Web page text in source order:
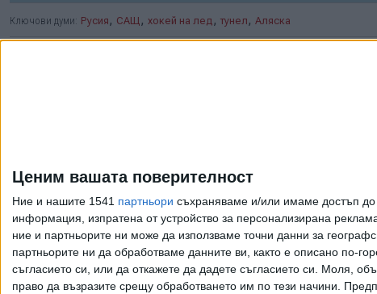
Ценим вашата поверителност
Ние и нашите 1541 партньори съхраняваме и/или имаме достъп до
информация, изпратена от устройство за персонализирана
ние и партньорите ни може да използваме точни данни за
партньорите ни да обработваме данните ви, както е описано по-
съгласието си, или да откажете да дадете съгласието си.
Моля,
право да възразите срещу обработването им по тези начини.
Ключови думи: Русия , САЩ , хокей на лед , тунел , Аляска
паркове
07 Авг. 2026
Индия се отказа от